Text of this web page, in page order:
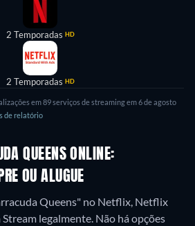
2 Temporadas HD
2 Temporadas HD
em 89 serviços de streaming em 6 de agosto
de relatório
QUEENS ONLINE:
OU ALUGUE
Queens" no Netflix, Netflix
legalmente. Não há opções